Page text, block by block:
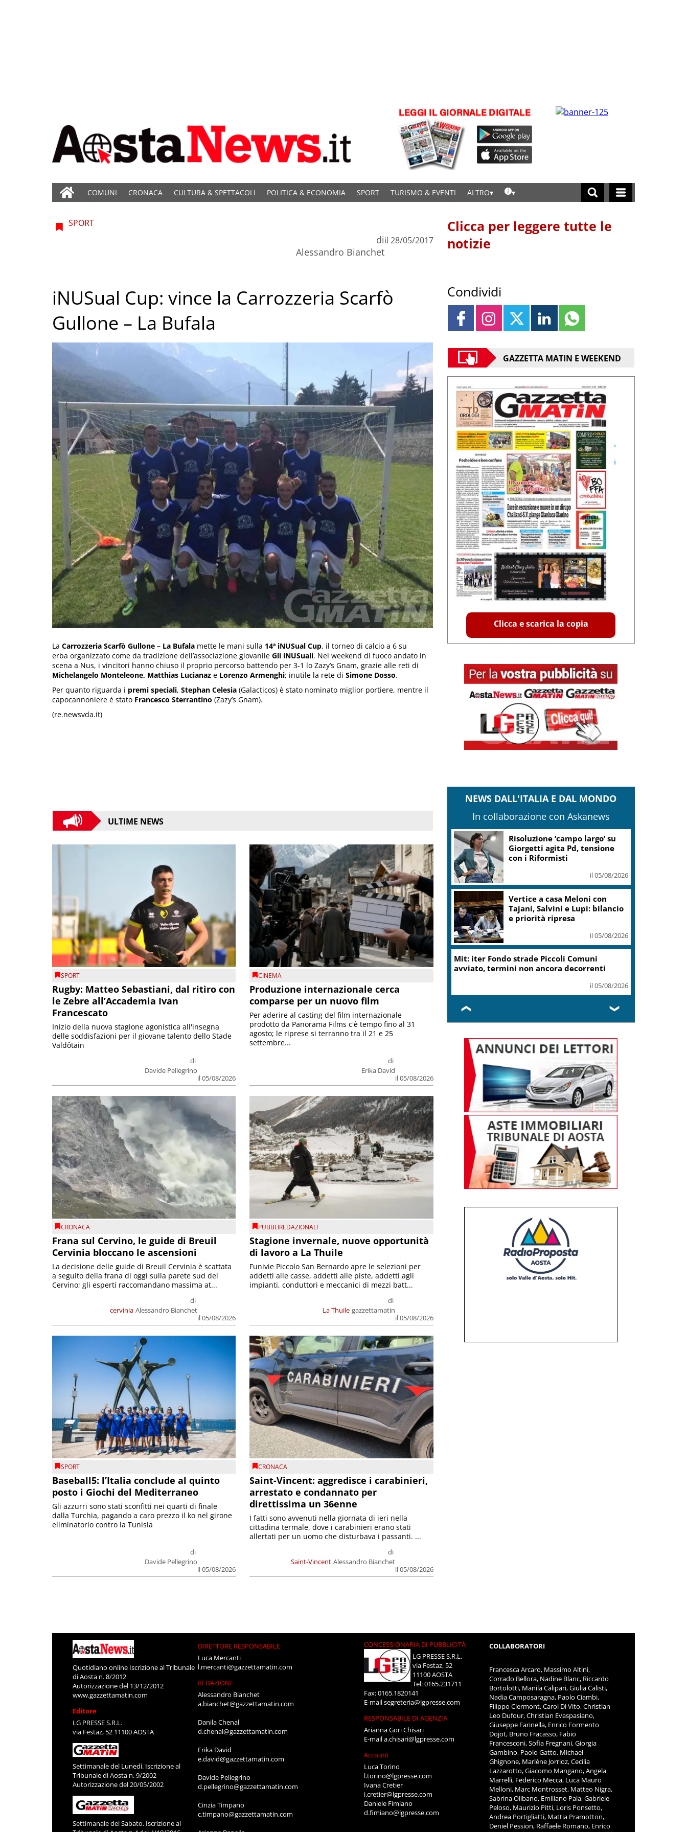
COMUNI CRONACA CULTURA & SPETTACOLI POLITICA & ECONOMIA SPORT TURISMO & EVENTI ALTRO
SPORT
di
Alessandro Bianchet
il 28/05/2017
iNUSual Cup: vince la Carrozzeria Scarfò
Gullone – La Bufala
La Carrozzeria Scarfò Gullone – La Bufala mette le mani sulla 14ª iNUSual Cup, il torneo di calcio a 6 su
erba organizzato come da tradizione dell’associazione giovanile Gli iNUSuali. Nel weekend di fuoco andato in
scena a Nus, i vincitori hanno chiuso il proprio percorso battendo per 3-1 lo Zazy’s Gnam, grazie alle reti di
Michelangelo Monteleone, Matthias Lucianaz e Lorenzo Armenghi; inutile la rete di Simone Dosso.
Per quanto riguarda i premi speciali, Stephan Celesia (Galacticos) è stato nominato miglior portiere, mentre il
capocannoniere è stato Francesco Sterrantino (Zazy’s Gnam).
(re.newsvda.it)
ULTIME NEWS
SPORT
Rugby: Matteo Sebastiani, dal ritiro con
le Zebre all’Accademia Ivan
Francescato
di
Davide Pellegrino
il 05/08/2026
Inizio della nuova stagione agonistica all'insegna
delle soddisfazioni per il giovane talento dello Stade
Valdôtain
CINEMA
Produzione internazionale cerca
comparse per un nuovo film
di
Erika David
il 05/08/2026
Per aderire al casting del film internazionale
prodotto da Panorama Films c'è tempo fino al 31
agosto; le riprese si terranno tra il 21 e 25
settembre...
CRONACA
Frana sul Cervino, le guide di Breuil
Cervinia bloccano le ascensioni
cervinia
di
Alessandro Bianchet
il 05/08/2026
La decisione delle guide di Breuil Cervinia è scattata
a seguito della frana di oggi sulla parete sud del
Cervino; gli esperti raccomandano massima at...
PUBBLIREDAZIONALI
Stagione invernale, nuove opportunità
di lavoro a La Thuile
La Thuile
di
gazzettamatin
il 05/08/2026
Funivie Piccolo San Bernardo apre le selezioni per
addetti alle casse, addetti alle piste, addetti agli
impianti, conduttori e meccanici di mezzi batt...
SPORT
Baseball5: l’Italia conclude al quinto
posto i Giochi del Mediterraneo
di
Davide Pellegrino
il 05/08/2026
Gli azzurri sono stati sconfitti nei quarti di finale
dalla Turchia, pagando a caro prezzo il ko nel girone
eliminatorio contro la Tunisia
CRONACA
Saint-Vincent: aggredisce i carabinieri,
arrestato e condannato per
direttissima un 36enne
Saint-Vincent
di
Alessandro Bianchet
il 05/08/2026
I fatti sono avvenuti nella giornata di ieri nella
cittadina termale, dove i carabinieri erano stati
allertati per un uomo che disturbava i passanti. ...
Clicca per leggere tutte le
notizie
Condividi
GAZZETTA MATIN E WEEKEND
Clicca e scarica la copia
NEWS DALL'ITALIA E DAL MONDO
In collaborazione con Askanews
Banco Bpm, Castagna: Agricole
Italia? Valuteremo, ritengo
fusione molto solida
il 05/08/2026
Conti pubblici, Governo
incassa sì su clausola Ue. Lega
ottiene modifica a risoluzione
il 05/08/2026
Delmastro, Camera dice no a
uso chat con Caroccia: in aula
il 05/08/2026
Quotidiano online Iscrizione al Tribunale
di Aosta n. 8/2012
Autorizzazione del 13/12/2012
www.gazzettamatin.com
Editore
LG PRESSE S.R.L.
via Festaz, 52 11100 AOSTA
Settimanale del Lunedì. Iscrizione al
Tribunale di Aosta n. 9/2002
Autorizzazione del 20/05/2002
Settimanale del Sabato. Iscrizione al
DIRETTORE RESPONSABILE
Luca Mercanti
l.mercanti@gazzettamatin.com
REDAZIONE
Alessandro Bianchet
a.bianchet@gazzettamatin.com
Danila Chenal
d.chenal@gazzettamatin.com
Erika David
e.david@gazzettamatin.com
Davide Pellegrino
d.pellegrino@gazzettamatin.com
Cinzia Timpano
c.timpano@gazzettamatin.com
CONCESSIONARIA DI PUBBLICITÀ
LG PRESSE S.R.L.
via Festaz, 52
11100 AOSTA
Tel: 0165.231711
Fax: 0165.1820141
E-mailsegreteria@lgpresse.com
RESPONSABILE DI AGENZIA
Arianna Gori Chisari
E-maila.chisari@lgpresse.com
Account
Luca Torino
l.torino@lgpresse.com
Ivana Cretier
i.cretier@lgpresse.com
Daniele Fimiano
d.fimiano@lgpresse.com
COLLABORATORI
Francesca Arcaro, Massimo Altini,
Corrado Bellora, Nadine Blanc, Riccardo
Bortolotti, Manila Calipari, Giulia Calisti,
Nadia Camposaragna, Paolo Ciambi,
Filippo Clermont, Carol Di Vito, Christian
Leo Dufour, Christian Evaspasiano,
Giuseppe Farinella, Enrico Formento
Dojot, Bruno Fracasso, Fabio
Francesconi, Sofia Fregnani, Giorgia
Gambino, Paolo Gatto, Michael
Ghignone, Marlène Jorrioz, Cecilia
Lazzarotto, Giacomo Mangano, Angela
Marrelli, Federico Mecca, Luca Mauro
Melloni, Marc Montrosset, Matteo Nigra,
Sabrina Olibano, Emiliano Pala, Gabriele
Peloso, Maurizio Pitti, Loris Ponsetto,
Andrea Portigliatti, Mattia Pramotton,
Deniel Pession, Raffaele Romano, Enrico